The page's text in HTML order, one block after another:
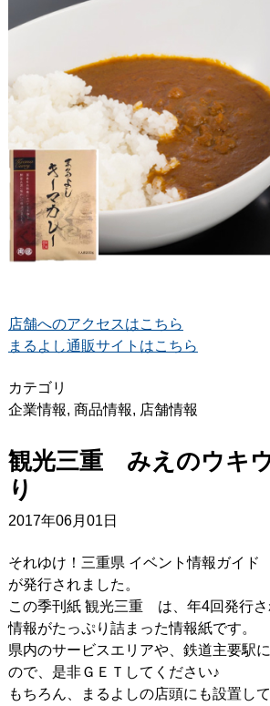
店舗へのアクセスはこちら
まるよし通販サイトはこちら
カテゴリ
企業情報, 商品情報, 店舗情報
観光三重 みえのウキ
2017年06月01日
それゆけ！三重県 イベント情報ガイ
が発行されました。
この季刊紙 観光三重 は、年4回発行さ
情報がたっぷり詰まった情報紙です。
県内のサービスエリアや、鉄道主要駅
ので、是非ＧＥＴしてください♪
もちろん、まるよしの店頭にも設置し